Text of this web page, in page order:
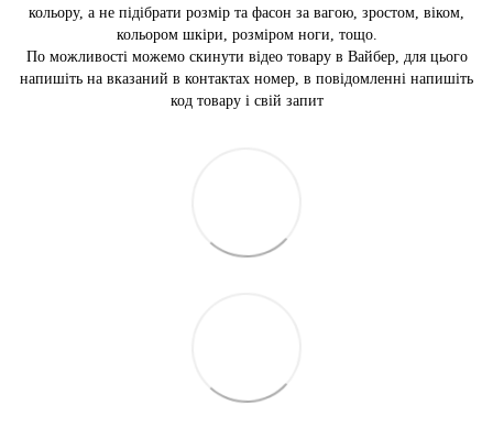
кольору, а не підібрати розмір та фасон за вагою, зростом, віком,
кольором шкіри, розміром ноги, тощо.
По можливості можемо скинути відео товару в Вайбер, для цього
напишіть на вказаний в контактах номер, в повідомленні напишіть
код товару і свій запит